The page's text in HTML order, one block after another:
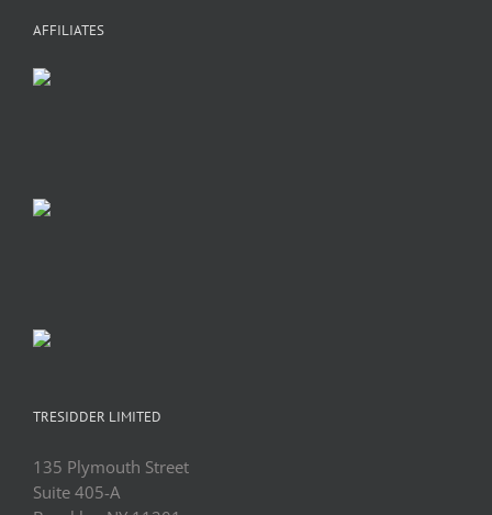
AFFILIATES
TRESIDDER LIMITED
135 Plymouth Street
Suite 405-A